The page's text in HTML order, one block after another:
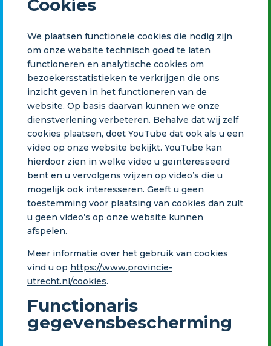
Cookies
We plaatsen functionele cookies die nodig zijn
om onze website technisch goed te laten
functioneren en analytische cookies om
bezoekersstatistieken te verkrijgen die ons
inzicht geven in het functioneren van de
website. Op basis daarvan kunnen we onze
dienstverlening verbeteren. Behalve dat wij zelf
cookies plaatsen, doet YouTube dat ook als u een
video op onze website bekijkt. YouTube kan
hierdoor zien in welke video u geïnteresseerd
bent en u vervolgens wijzen op video’s die u
mogelijk ook interesseren. Geeft u geen
toestemming voor plaatsing van cookies dan zult
u geen video’s op onze website kunnen
afspelen.
Meer informatie over het gebruik van cookies
vind u op https://www.provincie-
utrecht.nl/cookies.
Functionaris
gegevensbescherming